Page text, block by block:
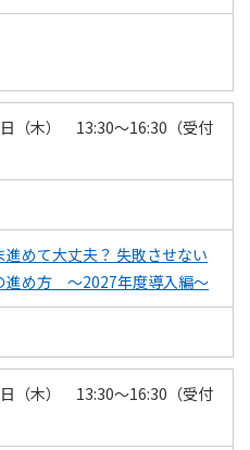
（木） 13:30～16:30（受付
めて大丈夫？ 失敗させない
進め方 ～2027年度導入編～
（木） 13:30～16:30（受付